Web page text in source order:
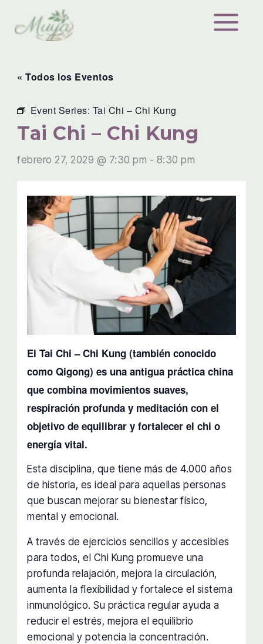
contenido
« Todos los Eventos
Event Series: Tai Chi – Chi Kung
Tai Chi – Chi Kung
febrero 27, 2029 @ 7:30 pm - 8:30 pm
El Tai Chi – Chi Kung (también conocido
como Qigong) es una antigua práctica china
que combina movimientos suaves,
respiración profunda y meditación con el
objetivo de equilibrar y fortalecer el chi o
energía vital.
Esta disciplina, que tiene más de 4.000 años
de historia, es ideal para aquellas personas
que buscan mejorar su bienestar físico,
mental y emocional.
A través de ejercicios sencillos y accesibles
para todos, el Chi Kung promueve una
profunda relajación, mejora la circulación,
aumenta la flexibilidad y fortalece el sistema
inmunológico. Su práctica regular ayuda a
reducir el estrés, mejora el equilibrio
emocional y potencia la concentración.